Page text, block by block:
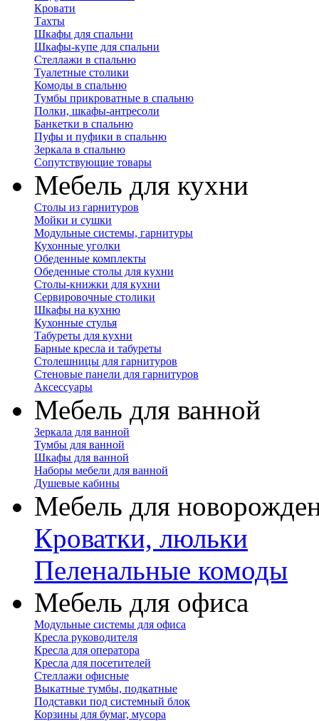
Кровати
Тахты
Шкафы для спальни
Шкафы-купе для спальни
Стеллажи в спальню
Туалетные столики
Комоды в спальню
Тумбы прикроватные в спальню
Полки, шкафы-антресоли
Банкетки в спальню
Пуфы и пуфики в спальню
Зеркала в спальню
Сопутствующие товары
Мебель для кухни
Столы из гарнитуров
Мойки и сушки
Модульные системы, гарнитуры
Кухонные уголки
Обеденные комплекты
Обеденные столы для кухни
Столы-книжки для кухни
Сервировочные столики
Шкафы на кухню
Кухонные стулья
Табуреты для кухни
Барные кресла и табуреты
Столешницы для гарнитуров
Стеновые панели для гарнитуров
Аксессуары
Мебель для ванной
Зеркала для ванной
Тумбы для ванной
Шкафы для ванной
Наборы мебели для ванной
Душевые кабины
Мебель для
Кроватки, люльки
Пеленальные комоды
Мебель для офиса
Модульные системы для офиса
Кресла руководителя
Кресла для оператора
Кресла для посетителей
Стеллажи офисные
Выкатные тумбы, подкатные
Подставки под системный блок
Корзины для бумаг, мусора